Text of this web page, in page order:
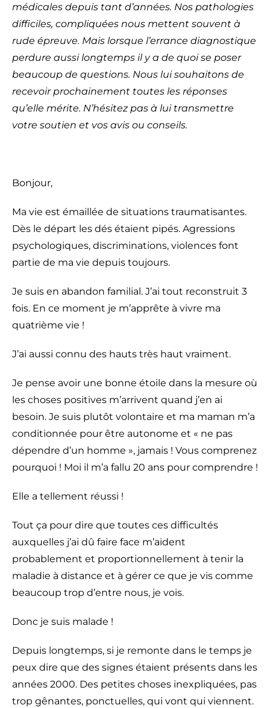
médicales depuis tant d’années. Nos pathologies
difficiles, compliquées nous mettent souvent à
rude épreuve. Mais lorsque l’errance diagnostique
perdure aussi longtemps il y a de quoi se poser
beaucoup de questions. Nous lui souhaitons de
recevoir prochainement toutes les réponses
qu’elle mérite. N’hésitez pas à lui transmettre
votre soutien et vos avis ou conseils.
Bonjour,
Ma vie est émaillée de situations traumatisantes.
Dès le départ les dés étaient pipés. Agressions
psychologiques, discriminations, violences font
partie de ma vie depuis toujours.
Je suis en abandon familial. J’ai tout reconstruit 3
fois. En ce moment je m’apprête à vivre ma
quatrième vie !
J’ai aussi connu des hauts très haut vraiment.
Je pense avoir une bonne étoile dans la mesure où
les choses positives m’arrivent quand j’en ai
besoin. Je suis plutôt volontaire et ma maman m’a
conditionnée pour être autonome et « ne pas
dépendre d’un homme », jamais ! Vous comprenez
pourquoi ! Moi il m’a fallu 20 ans pour comprendre !
Elle a tellement réussi !
Tout ça pour dire que toutes ces difficultés
auxquelles j’ai dû faire face m’aident
probablement et proportionnellement à tenir la
maladie à distance et à gérer ce que je vis comme
beaucoup trop d’entre nous, je vois.
Donc je suis malade !
Depuis longtemps, si je remonte dans le temps je
peux dire que des signes étaient présents dans les
années 2000. Des petites choses inexpliquées, pas
trop gênantes, ponctuelles, qui vont qui viennent.